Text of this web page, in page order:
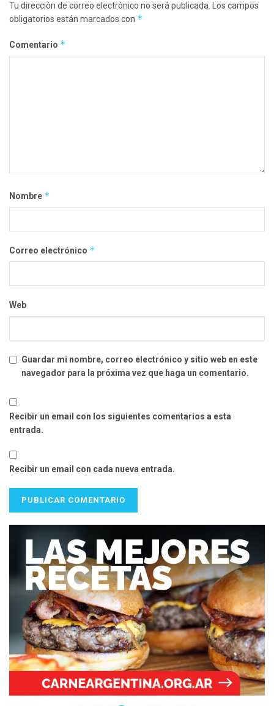
Tu dirección de correo electrónico no será publicada. Los campos
obligatorios están marcados con *
Comentario *
Nombre *
Correo electrónico *
Web
Guardar mi nombre, correo electrónico y sitio web en este
navegador para la próxima vez que haga un comentario.
Recibir un email con los siguientes comentarios a esta
entrada.
Recibir un email con cada nueva entrada.